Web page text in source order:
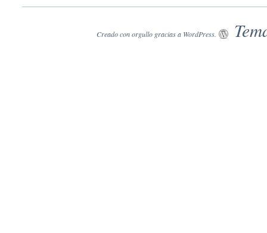
Creado con orgullo gracias a WordPress.